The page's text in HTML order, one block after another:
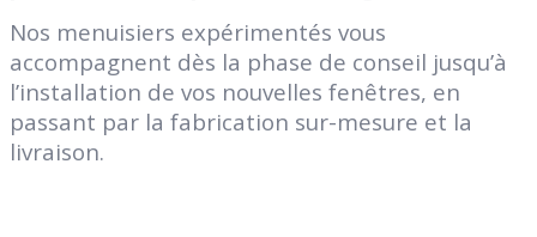
Nos menuisiers expérimentés vous
accompagnent dès la phase de conseil jusqu’à
l’installation de vos nouvelles fenêtres, en
passant par la fabrication sur-mesure et la
livraison.